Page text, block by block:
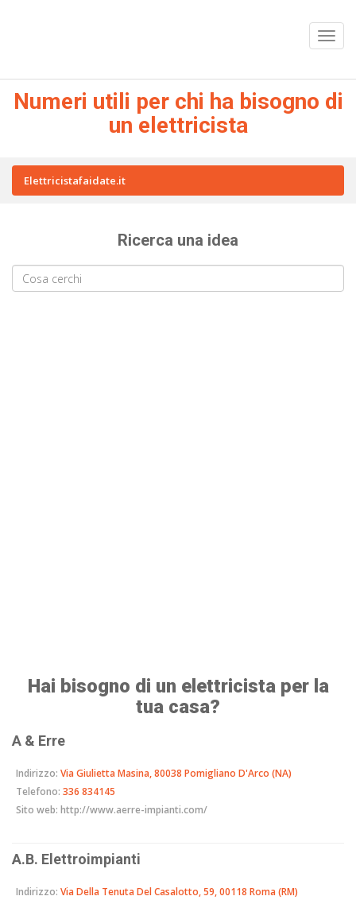
Numeri utili per chi ha bisogno di
un elettricista
Elettricistafaidate.it
Ricerca una idea
Hai bisogno di un elettricista per la
tua casa?
A & Erre
Indirizzo: Via Giulietta Masina, 80038 Pomigliano D'Arco (NA)
Telefono: 336 834145
Sito web: http://www.aerre-impianti.com/
A.B. Elettroimpianti
Indirizzo: Via Della Tenuta Del Casalotto, 59, 00118 Roma (RM)